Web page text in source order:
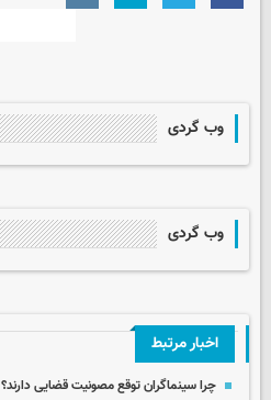
وب گردی
وب گردی
اخبار مرتبط
چرا سینماگران توقع مصونیت قضایی دارند؟